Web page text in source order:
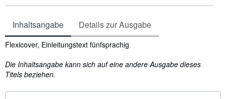
Inhaltsangabe Details zur Ausgabe
Inhaltsangabe
Flexicover, Einleitungstext fünfsprachig
Die Inhaltsangabe kann sich auf eine andere Ausgabe dieses
Titels beziehen.